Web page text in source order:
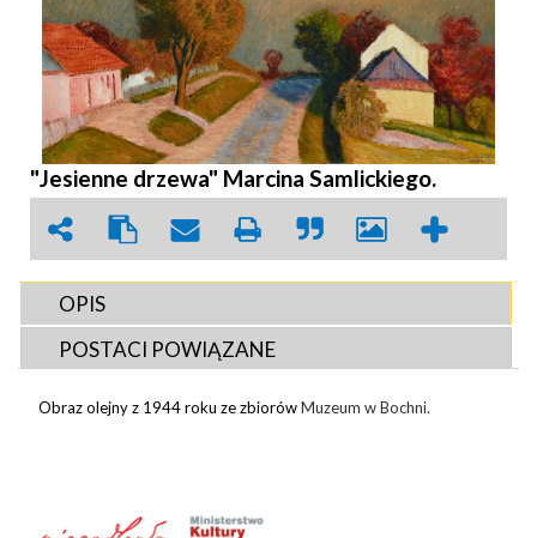
"Jesienne drzewa" Marcina Samlickiego.
OPIS
POSTACI POWIĄZANE
Obraz olejny z 1944 roku ze zbiorówMuzeum w Bochni.